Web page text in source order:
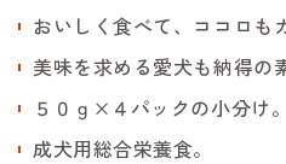
おいしく食べて、ココロも
美味を求める愛犬も納得の
５０ｇ×４パックの小分け。
成犬用総合栄養食。